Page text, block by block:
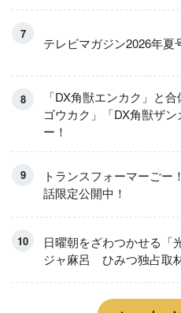
テレビマガジン2026年夏
「DX角獣エンカク」と
ゴウカク」「DX角獣ザン
ー！
トランスフォーマーご
話限定公開中！
日曜朝をざわつかせる「
ジャ麻呂 ひみつ独占取